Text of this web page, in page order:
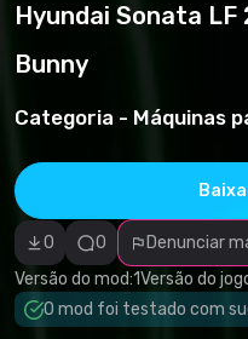
Hyundai Sonata
Bunny
Categoria - Máquinas
0 0
Denunciar
Versão do mod:1Versão do
O mod foi testado com
Denunciar
Violação de
direitos
Categoria
malicioso/vírus
Conteúdo não
funcional
Descrição
imprecisa